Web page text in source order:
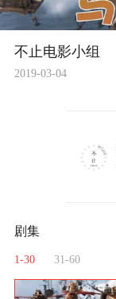
不止电影小组
2019-03-04
剧集
1-30 31-60